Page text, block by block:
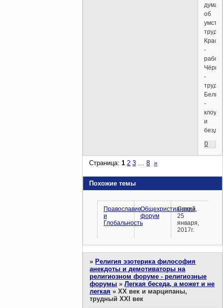
думаю
об
труде.
-
-
Белые
-
и
0
Страница:1 2 3 … 8 »
Похожие темы
Православие
и
Глобальность
Общехристианский
форум
Среда,
25
января,
2017г.
» Религия эзотерика философия
анекдоты и демотиваторы на
религиозном форуме - религиозные
форумы »Легкая беседа, а может и не
легкая »ХХ век и марципаны,
трудный XXI век